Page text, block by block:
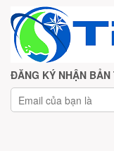
ĐĂNG KÝ NHẬN